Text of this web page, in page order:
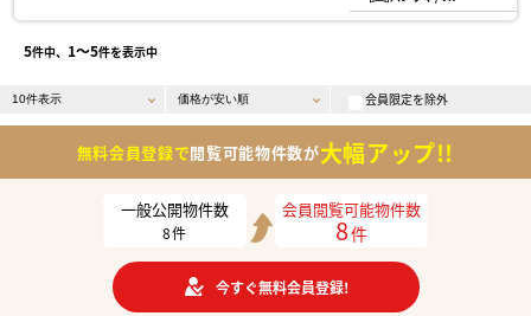
5件中、 1〜5件を表示中
会員限定を除外
無料会員登録で閲覧可能物件数が大幅アップ!!
一般公開物件数
8件
会員閲覧可能物件数
8件
今すぐ無料会員登録!